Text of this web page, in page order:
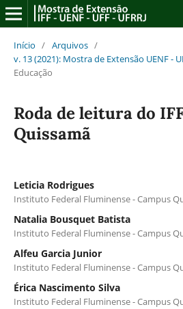
Início / Arquivos /
v. 13 (2021): Mostra de Extensão UENF -
Educação
Roda de leitura do
Quissamã
Leticia Rodrigues
Instituto Federal Fluminense - Campus
Natalia Bousquet Batista
Instituto Federal Fluminense - Campus
Alfeu Garcia Junior
Instituto Federal Fluminense - Campus
Érica Nascimento Silva
Instituto Federal Fluminense - Campus